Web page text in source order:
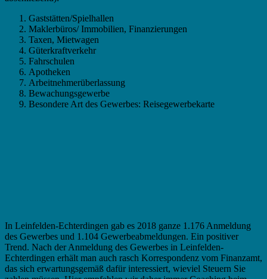
Gaststätten/Spielhallen
Maklerbüros/ Immobilien, Finanzierungen
Taxen, Mietwagen
Güterkraftverkehr
Fahrschulen
Apotheken
Arbeitnehmerüberlassung
Bewachungsgewerbe
Besondere Art des Gewerbes: Reisegewerbekarte
In Leinfelden-Echterdingen gab es 2018 ganze 1.176 Anmeldung
des Gewerbes und 1.104 Gewerbeabmeldungen. Ein positiver
Trend. Nach der Anmeldung des Gewerbes in Leinfelden-
Echterdingen erhält man auch rasch Korrespondenz vom Finanzamt,
das sich erwartungsgemäß dafür interessiert, wieviel Steuern Sie